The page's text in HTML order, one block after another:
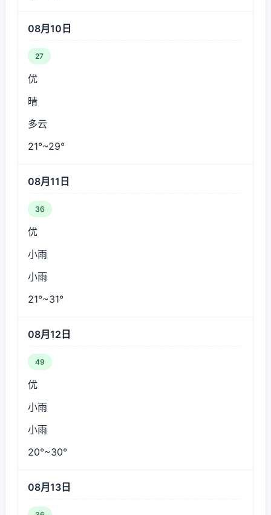
08月10日
27
优
晴
多云
21°~29°
08月11日
36
优
小雨
小雨
21°~31°
08月12日
49
优
小雨
小雨
20°~30°
08月13日